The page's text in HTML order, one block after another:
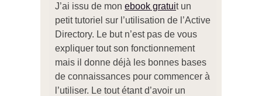
J’ai issu de mon ebook gratuit un
petit tutoriel sur l’utilisation de l’Active
Directory. Le but n’est pas de vous
expliquer tout son fonctionnement
mais il donne déjà les bonnes bases
de connaissances pour commencer à
l’utiliser. Le tout étant d’avoir un